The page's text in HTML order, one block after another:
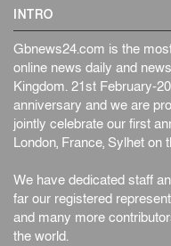
INTRO
Gbnews24.com is the
online news daily and
Kingdom. 21st February-
anniversary and we are
jointly celebrate our first
London, France, Sylhet on
We have dedicated staff
far our registered
and many more
the world.